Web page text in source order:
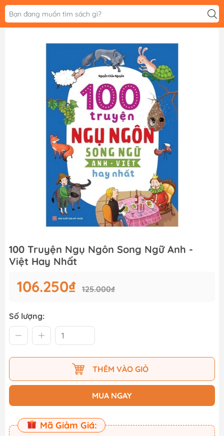
100 Truyện Ngụ Ngôn Song Ngữ Anh -
Việt Hay Nhất
106.250₫ 125.000₫
Số lượng:
THÊM VÀO GIỎ
MUA NGAY
Mã Giảm Giá: